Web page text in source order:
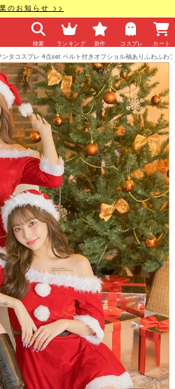
のお知らせ >>
検索 ランキング 新作 コスプレ カート
ンタコスプレ 4点set ベルト付きオフショル袖ありふわふわ